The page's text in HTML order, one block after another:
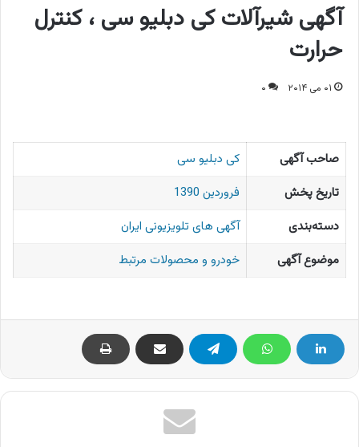
آگهی شیرآلات کی دبلیو سی ، کنترل
حرارت
۰۱ می ۲۰۱۴ ۰
صاحب آگهی
کی دبلیو سی
تاریخ پخش
فروردین 1390
دسته‌بندی
آگهی های تلویزیونی ایران
موضوع آگهی
خودرو و محصولات مرتبط